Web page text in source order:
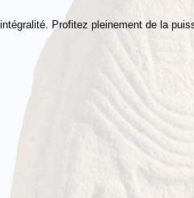
Profitez pleinement de la